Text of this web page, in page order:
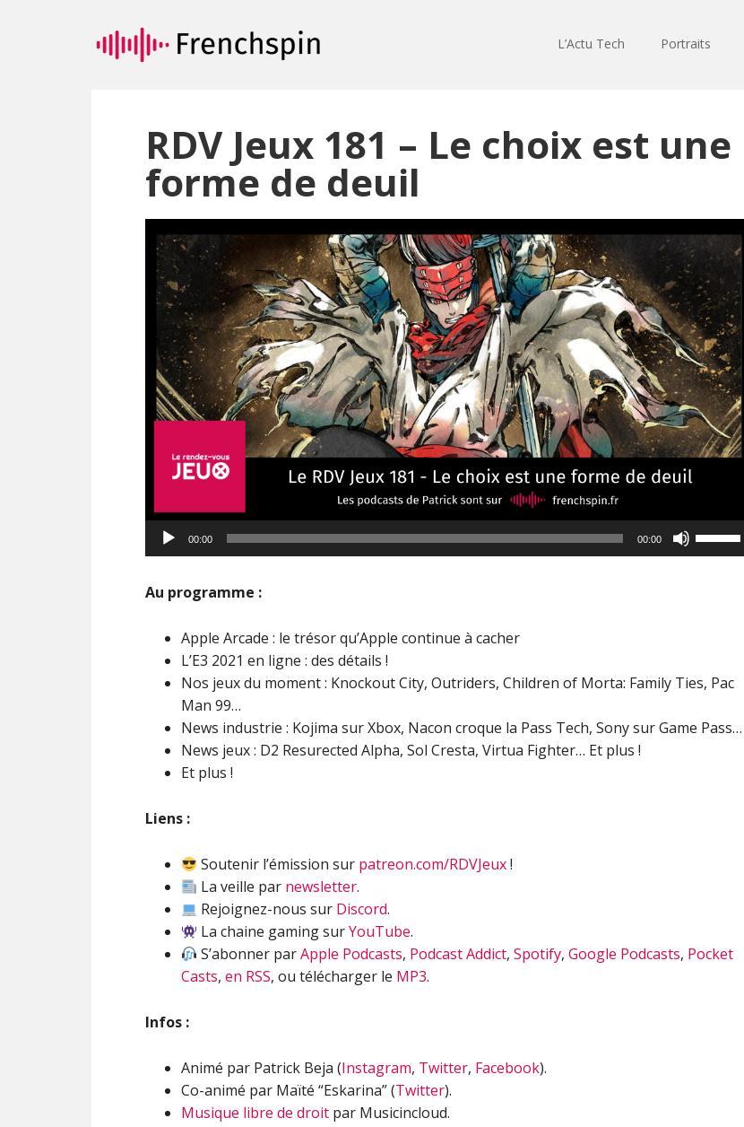
au
contenu
la
L’Actu Tech Portraits
RDV Jeux 181 – Le choix est une
forme de deuil
Lecteur
audio
00:00 00:00
les
diminuer
volume.
Au programme :
Apple Arcade : le trésor qu’Apple continue à cacher
L’E3 2021 en ligne : des détails !
Nos jeux du moment : Knockout City, Outriders, Children of Morta: Family Ties, Pac
Man 99…
News industrie : Kojima sur Xbox, Nacon croque la Pass Tech, Sony sur Game Pass…
News jeux : D2 Resurected Alpha, Sol Cresta, Virtua Fighter… Et plus !
Et plus !
Liens :
Soutenir l’émission sur patreon.com/RDVJeux!
La veille par newsletter.
Rejoignez-nous sur Discord.
La chaine gaming surYouTube.
S’abonner parApple Podcasts, Podcast Addict,Spotify,Google Podcasts, Pocket
Casts, en RSS, ou télécharger le MP3.
Infos :
Animé par Patrick Beja (Instagram, Twitter, Facebook).
Co-animé par Maïté “Eskarina” (Twitter).
Musique libre de droit par Musicincloud.